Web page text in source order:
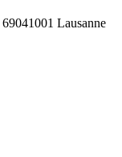
69041001 Lausanne